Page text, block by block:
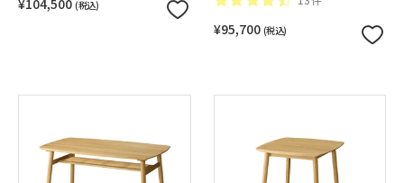
¥104,500 (税込)
¥95,700 (税込)